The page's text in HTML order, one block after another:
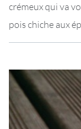
crémeux qui va
pois chiche aux